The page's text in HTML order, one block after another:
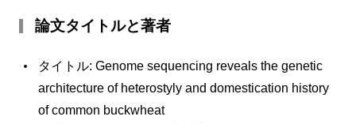
論文タイトルと著者
タイトル: Genome sequencing reveals the genetic
architecture of heterostyly and domestication history
of common buckwheat